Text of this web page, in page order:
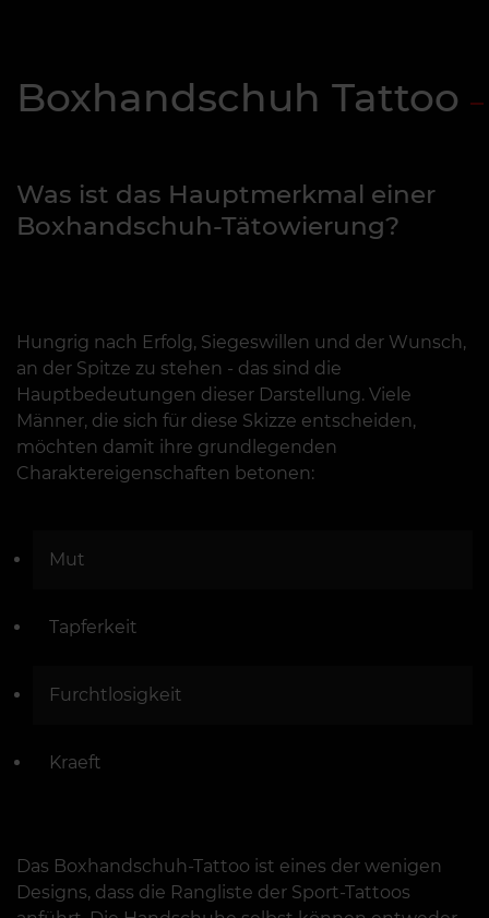
Boxhandschuh Tattoo
Was ist das Hauptmerkmal einer
Boxhandschuh-Tätowierung?
Hungrig nach Erfolg, Siegeswillen und der Wunsch,
an der Spitze zu stehen - das sind die
Hauptbedeutungen dieser Darstellung. Viele
Männer, die sich für diese Skizze entscheiden,
möchten damit ihre grundlegenden
Charaktereigenschaften betonen:
Mut
Tapferkeit
Furchtlosigkeit
Kraeft
Das Boxhandschuh-Tattoo ist eines der wenigen
Designs, dass die Rangliste der Sport-Tattoos